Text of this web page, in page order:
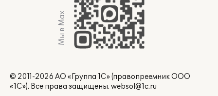
Мы в Max
© 2011-2026 АО «Группа 1С» (правопреемник ООО
«1С»). Все права защищены. websol@1c.ru